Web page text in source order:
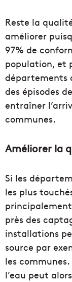
Reste la
améliorer
97% de
population, et
départements
des épisodes
entraîner
communes.
Améliorer la
Si les
les plus
près des
installations
source par
les
l’eau peut